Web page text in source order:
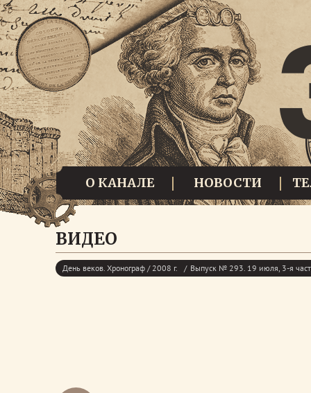
О КАНАЛЕ НОВОСТИ
ВИДЕО
День веков. Хронограф / 2008 г. Выпуск № 293. 19 июля, 3-я